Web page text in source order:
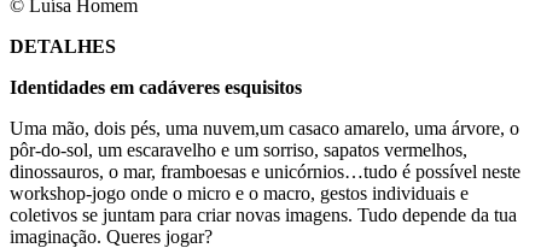
© Luísa Homem
DETALHES
Identidades em cadáveres esquisitos
Uma mão, dois pés, uma nuvem,um casaco amarelo, uma árvore, o
pôr-do-sol, um escaravelho e um sorriso, sapatos vermelhos,
dinossauros, o mar, framboesas e unicórnios…tudo é possível neste
workshop-jogo onde o micro e o macro, gestos individuais e
coletivos se juntam para criar novas imagens. Tudo depende da tua
imaginação. Queres jogar?